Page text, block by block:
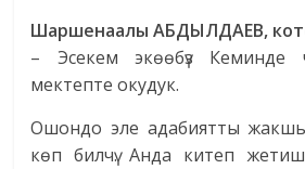
Шаршенаалы АБДЫЛДАЕВ,
– Эсекем экөөбүз Кеминде
мектепте окудук.
Ошондо эле адабиятты жакшы
көп билчү. Анда китеп